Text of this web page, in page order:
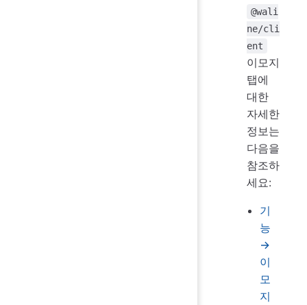
@wali
ne/cli
ent
이모지
탭에
대한
자세한
정보는
다음을
참조하
세요:
기
능
→
이
모
지